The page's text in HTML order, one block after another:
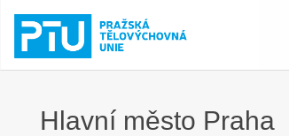
Hlavní město Praha